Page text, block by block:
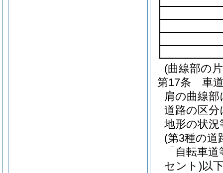
(曲線部の
第17条
車
肩の曲線
道路の区分
地形の状
(第3種の道
「自転車
セント)以